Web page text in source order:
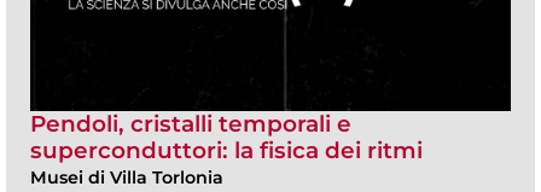
Pendoli, cristalli temporali e
superconduttori: la fisica dei ritmi
Musei di Villa Torlonia